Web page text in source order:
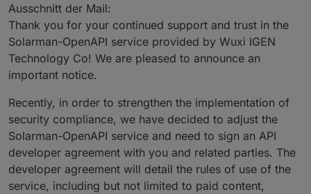
Ausschnitt der Mail:
Thank you for your continued support and trust in the
Solarman-OpenAPI service provided by Wuxi IGEN
Technology Co! We are pleased to announce an
important notice.
Recently, in order to strengthen the implementation of
security compliance, we have decided to adjust the
Solarman-OpenAPI service and need to sign an API
developer agreement with you and related parties. The
developer agreement will detail the rules of use of the
service, including but not limited to paid content,